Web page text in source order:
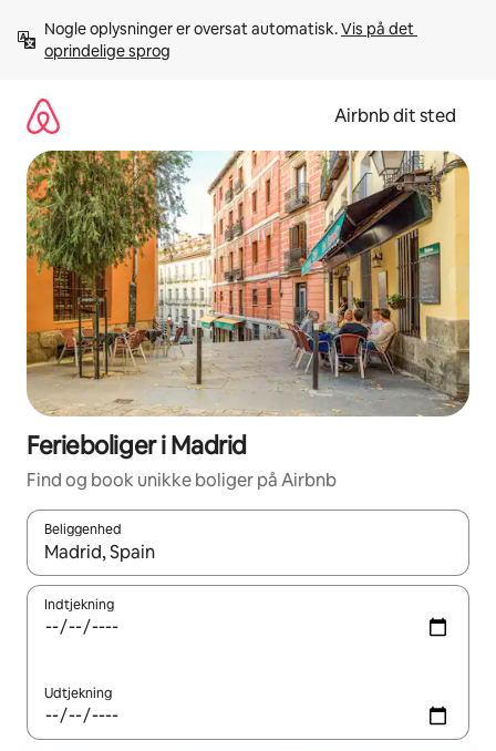
videre
Nogle oplysninger er oversat automatisk. Vis på det
oprindelige sprog
Airbnb dit sted
Ferieboliger i Madrid
Find og book unikke boliger på Airbnb
Beliggenhed
Når resultaterne er tilgængelige, skal du navigere med
Indtjekning
Udtjekning